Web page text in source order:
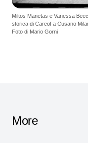
Miltos Manetas e Vanessa
storica di Careof a Cusano
Foto di Mario Gorni
More